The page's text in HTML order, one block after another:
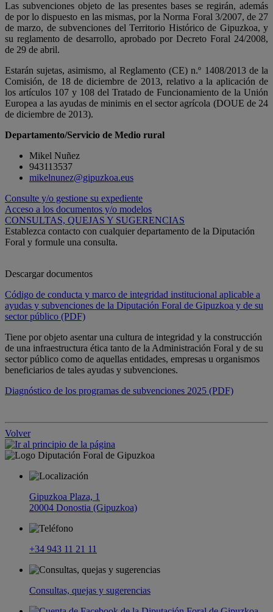
Las subvenciones objeto de las presentes bases se regirán, además
de por lo dispuesto en las mismas, por la Norma Foral 3/2007, de 27
de marzo, de subvenciones del Territorio Histórico de Gipuzkoa, y
su reglamento de desarrollo, aprobado por Decreto Foral 24/2008,
de 29 de abril.
Estarán sujetas, asimismo, al Reglamento (CE) n.º 1408/2013 de la
Comisión, de 18 de diciembre de 2013, relativo a la aplicación de
los artículos 107 y 108 del Tratado de Funcionamiento de la Unión
Europea a las ayudas de minimis en el sector agrícola (DOUE de 24
de diciembre de 2013).
Departamento/Servicio de Medio rural
Mikel Nuñez
943113537
mikelnunez@gipuzkoa.eus
Consulte y/o gestione su expediente
Acceso a los documentos y/o modelos
CONSULTAS, QUEJAS Y SUGERENCIAS
Establezca contacto con cualquier departamento de la Diputación
Foral y formule una consulta.
Descargar documentos
Código de conducta y marco de integridad institucional aplicable a
ayudas y subvenciones de la Diputación Foral de Gipuzkoa y de su
sector público (PDF)
Tiene por objeto asentar una cultura de integridad y la construcción
de una infraestructura ética tanto de la Administración Foral y de su
sector público como de aquellas entidades, empresas u organismos
beneficiarios de tales ayudas y subvenciones.
Diagnóstico de los programas de subvenciones 2025 (PDF)
Volver
Gipuzkoa Plaza, 1
20004 Donostia (Gipuzkoa)
+34 943 11 21 11
Consultas, quejas y sugerencias